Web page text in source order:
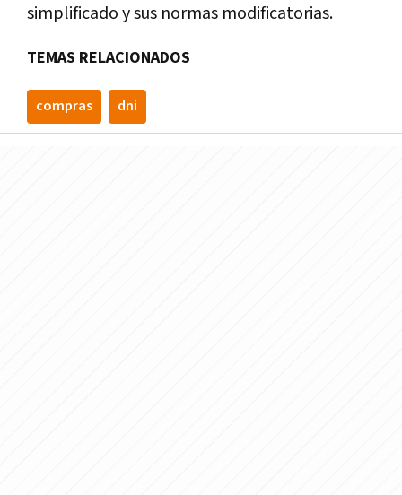
simplificado y sus normas modificatorias.
TEMAS RELACIONADOS
compras dni